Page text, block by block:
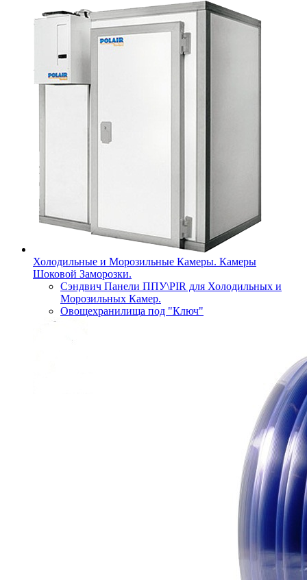
Холодильные и Морозильные Камеры. Камеры
Шоковой Заморозки.
Сэндвич Панели ППУ\PIR для Холодильных и
Морозильных Камер.
Овощехранилища под "Ключ"